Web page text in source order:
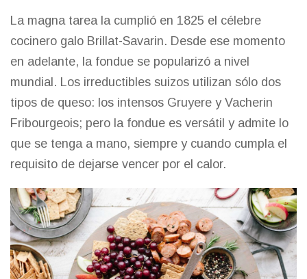
La magna tarea la cumplió en 1825 el célebre
cocinero galo Brillat-Savarin. Desde ese momento
en adelante, la fondue se popularizó a nivel
mundial. Los irreductibles suizos utilizan sólo dos
tipos de queso: los intensos Gruyere y Vacherin
Fribourgeois; pero la fondue es versátil y admite lo
que se tenga a mano, siempre y cuando cumpla el
requisito de dejarse vencer por el calor.